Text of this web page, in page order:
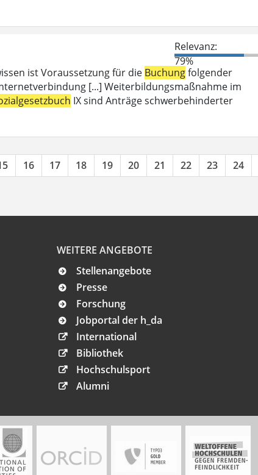
Relevanz:
79%
ist Voraussetzung für die Buchungfolgender
[...] Weiterbildungsmaßnahme im
IX sind Anträge schwerbehinderter
16 17 18 19 20 21 22 23 24
WEITERE ANGEBOTE
Stellenangebote
Presse
Forschung
Jobportal der h_da
International
Bibliothek
Hochschulsport
Alumni